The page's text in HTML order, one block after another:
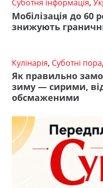
Суботня інформація,
Мобілізація до 60
знижують
Кулінарія, Суботні
Як правильно
зиму — сирими,
обсмаженими